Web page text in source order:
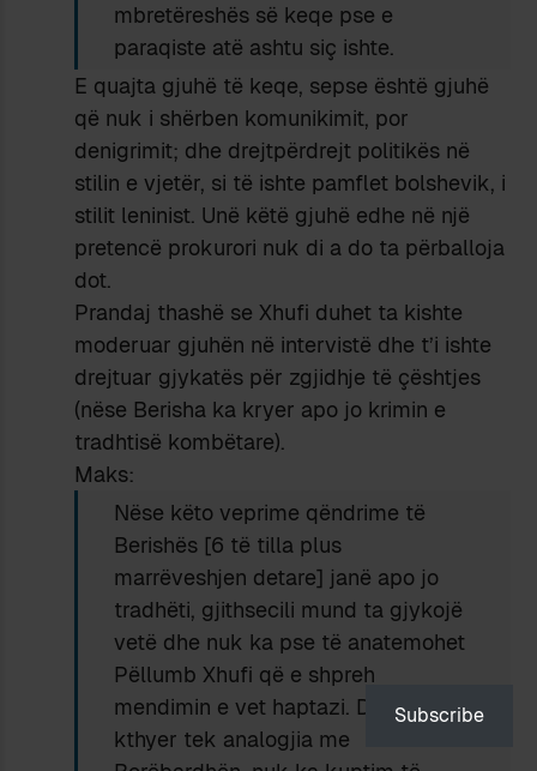
mbretëreshës së keqe pse e
paraqiste atë ashtu siç ishte.
E quajta gjuhë të keqe, sepse është gjuhë
që nuk i shërben komunikimit, por
denigrimit; dhe drejtpërdrejt politikës në
stilin e vjetër, si të ishte pamflet bolshevik, i
stilit leninist. Unë këtë gjuhë edhe në një
pretencë prokurori nuk di a do ta përballoja
dot.
Prandaj thashë se Xhufi duhet ta kishte
moderuar gjuhën në intervistë dhe t’i ishte
drejtuar gjykatës për zgjidhje të çështjes
(nëse Berisha ka kryer apo jo krimin e
tradhtisë kombëtare).
Maks:
Nëse këto veprime qëndrime të
Berishës [6 të tilla plus
marrëveshjen detare] janë apo jo
tradhëti, gjithsecili mund ta gjykojë
vetë dhe nuk ka pse të anatemohet
Pëllumb Xhufi që e shpreh
mendimin e vet haptazi. Duke u
kthyer tek analogjia me
Subscribe